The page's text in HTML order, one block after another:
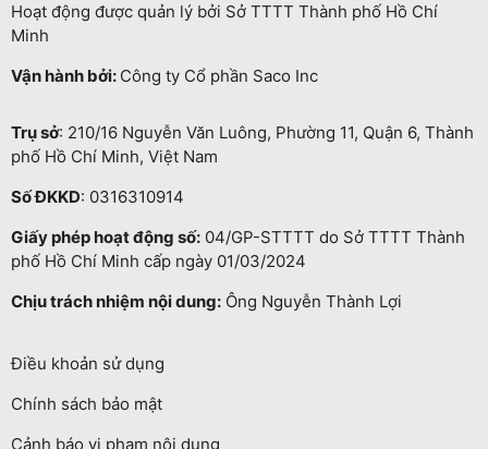
Hoạt động được quản lý bởi Sở TTTT Thành phố Hồ Chí
Minh
Vận hành bởi: Công ty Cổ phần Saco Inc
Trụ sở: 210/16 Nguyễn Văn Luông, Phường 11, Quận 6, Thành
phố Hồ Chí Minh, Việt Nam
Số ĐKKD: 0316310914
Giấy phép hoạt động số: 04/GP-STTTT do Sở TTTT Thành
phố Hồ Chí Minh cấp ngày 01/03/2024
Chịu trách nhiệm nội dung: Ông Nguyễn Thành Lợi
Điều khoản sử dụng
Chính sách bảo mật
Cảnh báo vi phạm nội dung